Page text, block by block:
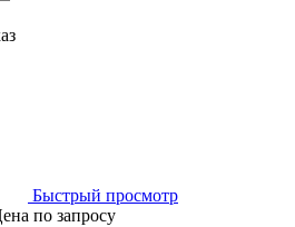
Быстрый просмотр
по запросу